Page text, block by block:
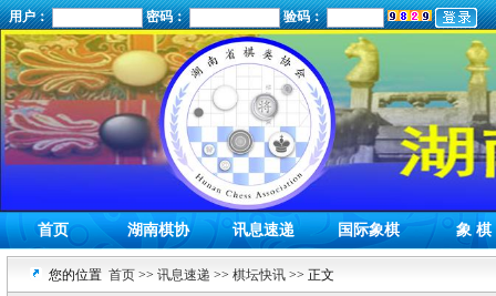
用户： 密码： 验码：
首页 湖南棋协 讯息速递 国际象棋 象 棋
您的位置 首页 >> 讯息速递 >> 棋坛快讯 >> 正文